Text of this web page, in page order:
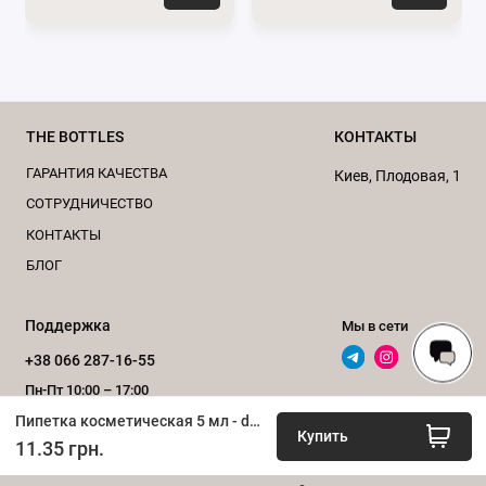
Пипетка косметическая 5 мл - d18 мм (белая-серебро)
11.35 грн.
Купить
За консультацией обращайтесь
Подписывайтесь на наши официальные страницы
THE BOTTLES
ГАРАНТИЯ КАЧЕСТВА
CОТРУДНИЧЕСТВО
КОНТАКТЫ
БЛОГ
КОНТАКТЫ
Киев, Плодовая, 1
Поддержка
+38 066 287-16-55
Пн-Пт 10:00 – 17:00
Обратный звонок
Мы в сети